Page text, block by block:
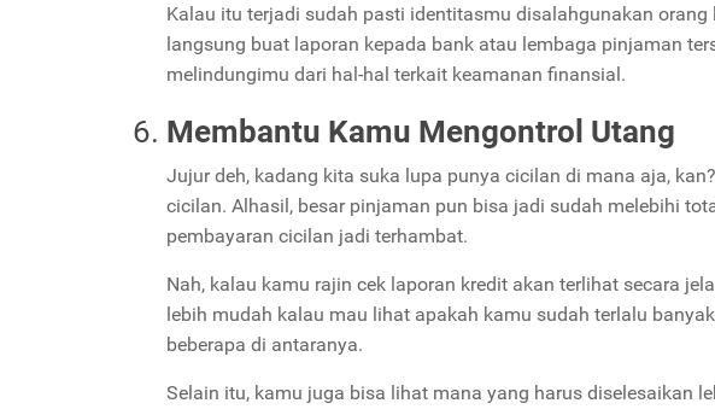
Kalau itu terjadi sudah pasti identitasmu disalahgunakan
langsung buat laporan kepada bank atau lembaga pinjaman
melindungimu dari hal-hal terkait keamanan finansial.
Membantu Kamu Mengontrol Utang
Jujur deh, kadang kita suka lupa punya cicilan di mana aja,
cicilan. Alhasil, besar pinjaman pun bisa jadi sudah melebihi
pembayaran cicilan jadi terhambat.
Nah, kalau kamu rajin cek laporan kredit akan terlihat secara
lebih mudah kalau mau lihat apakah kamu sudah terlalu
beberapa di antaranya.
Selain itu, kamu juga bisa lihat mana yang harus diselesaikan